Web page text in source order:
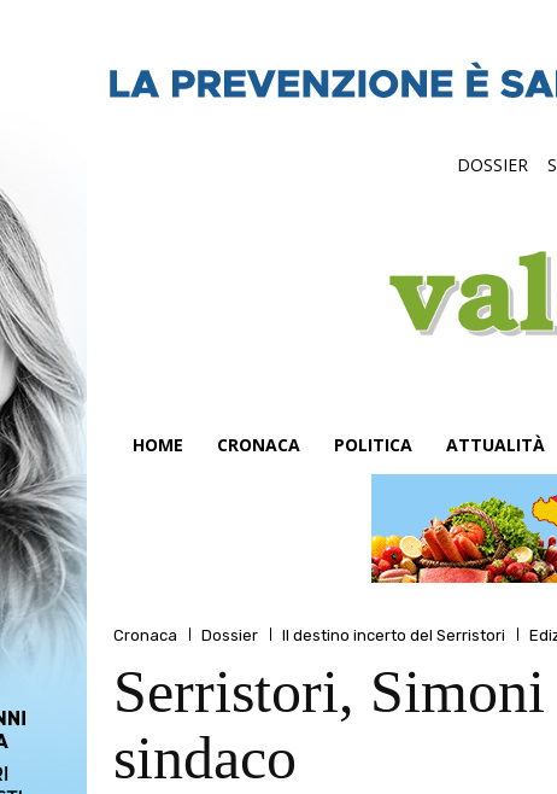
DOSSIER
HOME CRONACA POLITICA ATTUALITÀ
Cronaca Dossier Il destino incerto del Serristori
Serristori, Simoni
sindaco